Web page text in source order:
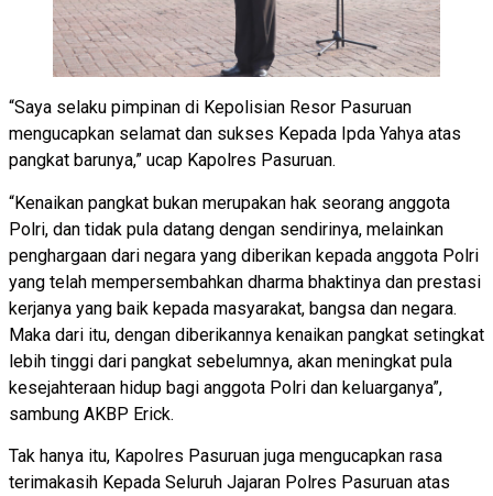
“Saya selaku pimpinan di Kepolisian Resor Pasuruan
mengucapkan selamat dan sukses Kepada Ipda Yahya atas
pangkat barunya,” ucap Kapolres Pasuruan.
“Kenaikan pangkat bukan merupakan hak seorang anggota
Polri, dan tidak pula datang dengan sendirinya, melainkan
penghargaan dari negara yang diberikan kepada anggota Polri
yang telah mempersembahkan dharma bhaktinya dan prestasi
kerjanya yang baik kepada masyarakat, bangsa dan negara.
Maka dari itu, dengan diberikannya kenaikan pangkat setingkat
lebih tinggi dari pangkat sebelumnya, akan meningkat pula
kesejahteraan hidup bagi anggota Polri dan keluarganya”,
sambung AKBP Erick.
Tak hanya itu, Kapolres Pasuruan juga mengucapkan rasa
terimakasih Kepada Seluruh Jajaran Polres Pasuruan atas